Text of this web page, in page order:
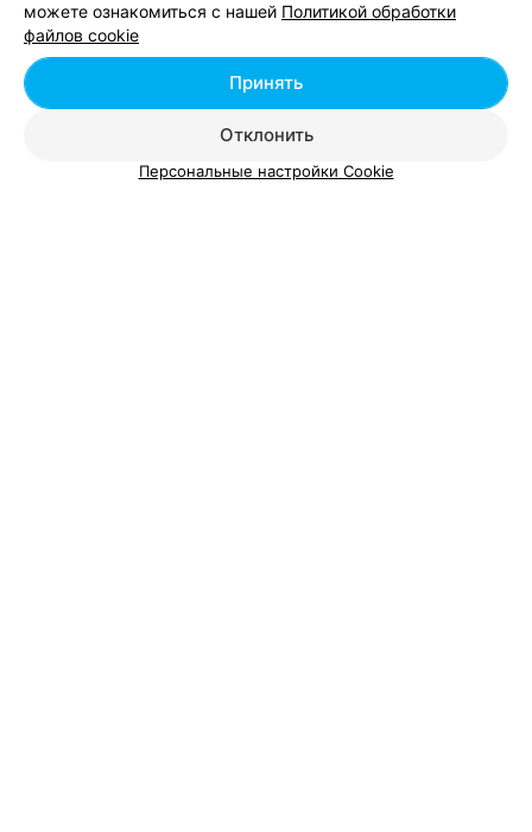
Фитнес-клубы в районе Маяк Минска
Фитнес-клубы в м-р Ангарская в Минске
можете ознакомиться с нашей Политикой обработки
файлов cookie
Отклонить
Принять
Персональные настройки Cookie